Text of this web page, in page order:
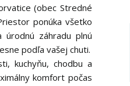
(obec Stredné
ponúka všetko
záhradu plnú
podľa vašej chuti.
kuchyňu, chodbu a
komfort počas